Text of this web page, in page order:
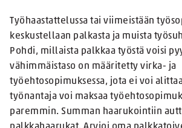
Työhaastattelussa tai viimeistään
keskustellaan palkasta ja muista
Pohdi, millaista palkkaa työstä voisi
vähimmäistaso on määritetty virka- ja
työehtosopimuksessa, jota ei voi
työnantaja voi maksaa
paremmin. Summan haarukointiin